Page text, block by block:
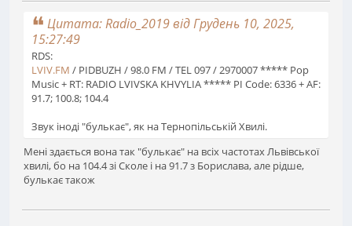
Цитата: Radio_2019 від Грудень 10, 2025,
15:27:49
RDS:
LVIV.FM / PIDBUZH / 98.0 FM / TEL 097 / 2970007 ***** Pop
Music + RT: RADIO LVIVSKA KHVYLIA ***** PI Code: 6336 + AF:
91.7; 100.8; 104.4
Звук іноді "булькає", як на Тернопільській Хвилі.
Мені здається вона так "булькає" на всіх частотах Львівської
хвилі, бо на 104.4 зі Сколе і на 91.7 з Борислава, але рідше,
булькає також